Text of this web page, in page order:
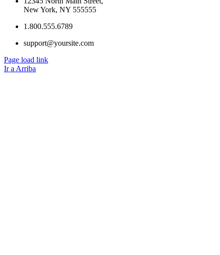
New York, NY 555555
1.800.555.6789
support@yoursite.com
Page load link
Ir a Arriba